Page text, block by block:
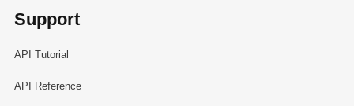
Support
API Tutorial
API Reference